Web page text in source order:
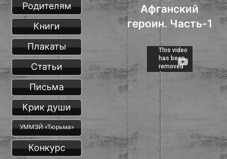
Афганский
героин. Часть-1
Родителям
Книги
Плакаты
Статьи
Письма
Крик души
УММЭЙ «Тюрьма»
Конкурс